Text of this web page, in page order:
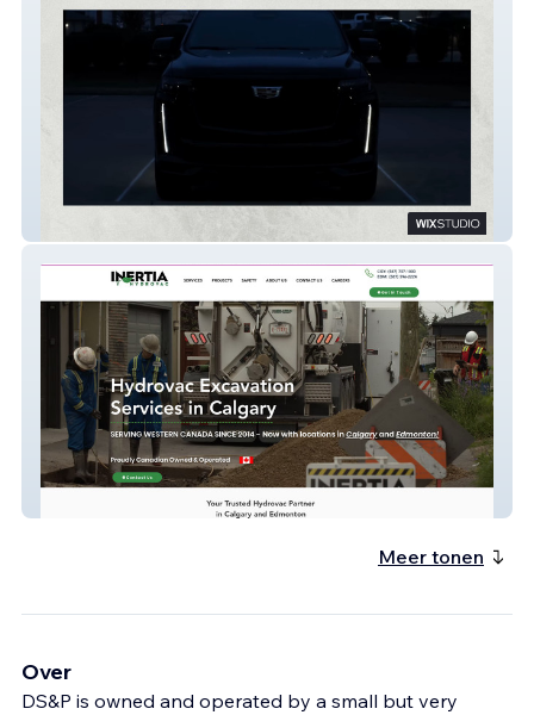
Meer tonen
Over
DS&P is owned and operated by a small but very